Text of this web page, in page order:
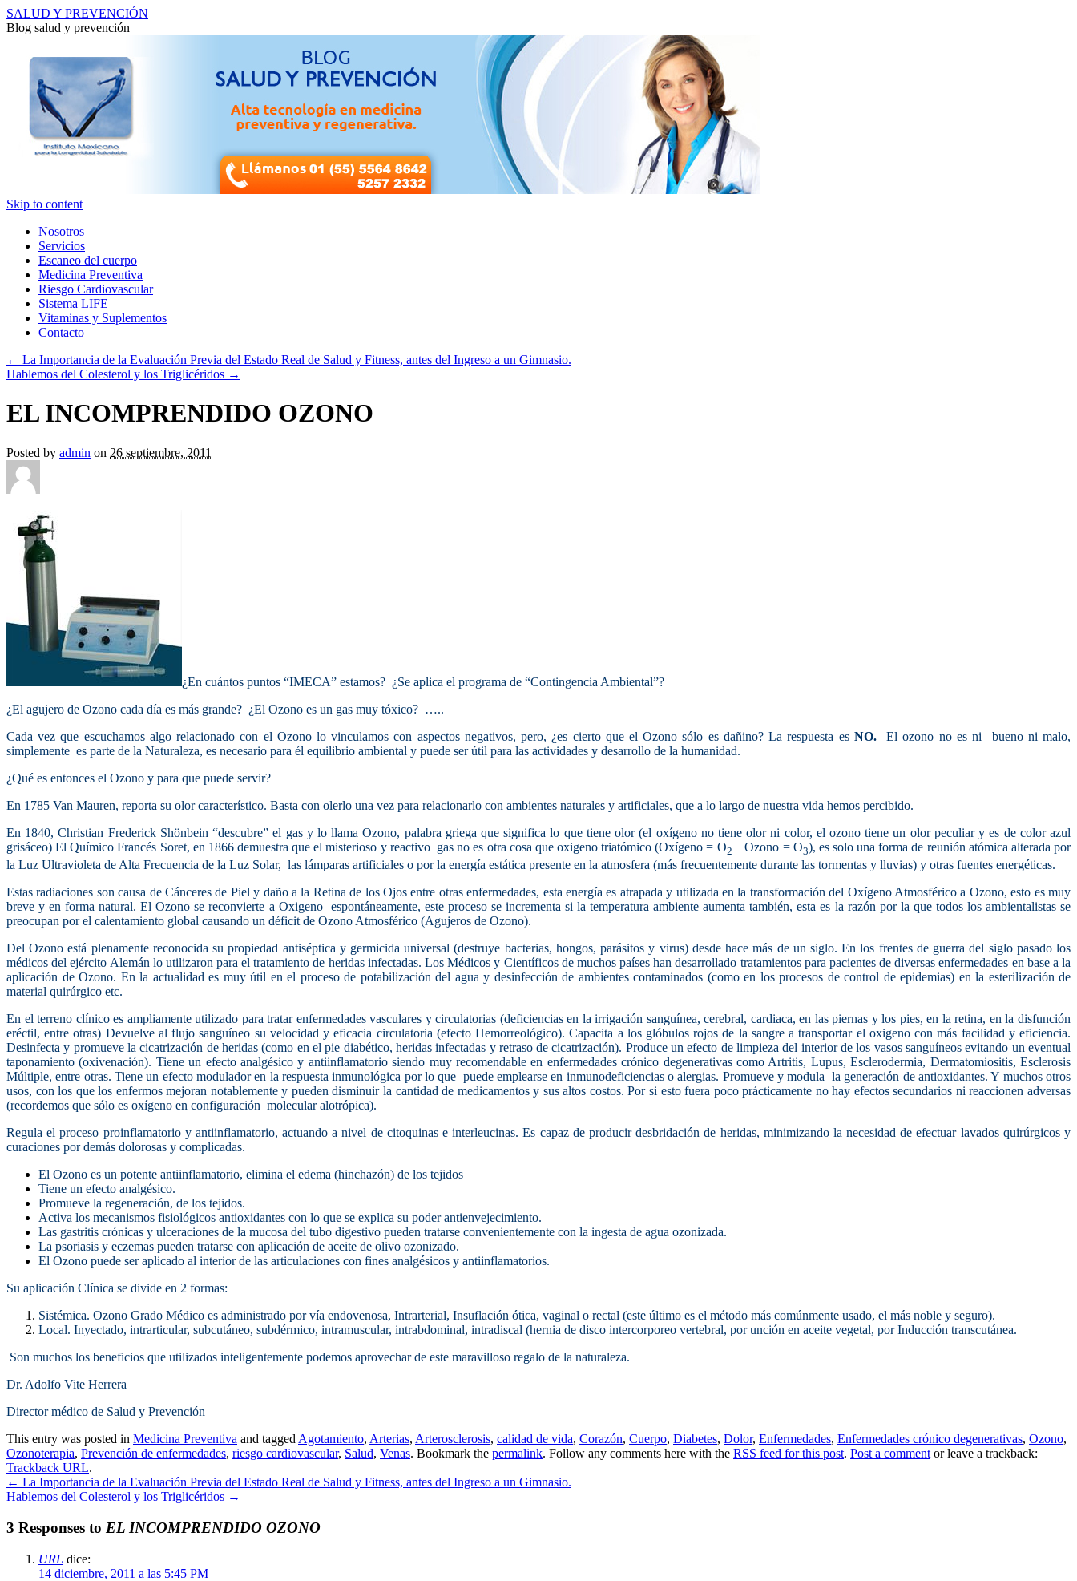
SALUD Y PREVENCIÓN
Blog salud y prevención
Skip to content
Nosotros
Servicios
Escaneo del cuerpo
Medicina Preventiva
Riesgo Cardiovascular
Sistema LIFE
Vitaminas y Suplementos
Contacto
← La Importancia de la Evaluación Previa del Estado Real de Salud y Fitness, antes del Ingreso a un Gimnasio.
Hablemos del Colesterol y los Triglicéridos →
EL INCOMPRENDIDO OZONO
Posted by admin on 26 septiembre, 2011
¿En cuántos puntos “IMECA” estamos? ¿Se aplica el programa de “Contingencia Ambiental”?
¿El agujero de Ozono cada día es más grande? ¿El Ozono es un gas muy tóxico? …..
Cada vez que escuchamos algo relacionado con el Ozono lo vinculamos con aspectos negativos, pero, ¿es cierto que el Ozono sólo es dañino? La respuesta es NO.El ozono no es ni bueno ni malo,
simplemente es parte de la Naturaleza, es necesario para él equilibrio ambiental y puede ser útil para las actividades y desarrollo de la humanidad.
¿Qué es entonces el Ozono y para que puede servir?
En 1785 Van Mauren, reporta su olor característico. Basta con olerlo una vez para relacionarlo con ambientes naturales y artificiales, que a lo largo de nuestra vida hemos percibido.
En 1840, Christian Frederick Shönbein “descubre” el gas y lo llama Ozono, palabra griega que significa lo que tiene olor (el oxígeno no tiene olor ni color, el ozono tiene un olor peculiar y es de color azul
grisáceo) El Químico Francés Soret, en 1866 demuestra que el misterioso y reactivo gas no es otra cosa que oxigeno triatómico (Oxígeno = O2Ozono = O3), es solo una forma de reunión atómica alterada por
la Luz Ultravioleta de Alta Frecuencia de la Luz Solar, las lámparas artificiales o por la energía estática presente en la atmosfera (más frecuentemente durante las tormentas y lluvias) y otras fuentes energéticas.
Estas radiaciones son causa de Cánceres de Piel y daño a la Retina de los Ojos entre otras enfermedades, esta energía es atrapada y utilizada en la transformación del Oxígeno Atmosférico a Ozono, esto es muy
breve y en forma natural. El Ozono se reconvierte a Oxigeno espontáneamente, este proceso se incrementa si la temperatura ambiente aumenta también, esta es la razón por la que todos los ambientalistas se
preocupan por el calentamiento global causando un déficit de Ozono Atmosférico (Agujeros de Ozono).
Del Ozono está plenamente reconocida su propiedad antiséptica y germicida universal (destruye bacterias, hongos, parásitos y virus) desde hace más de un siglo. En los frentes de guerra del siglo pasado los
médicos del ejército Alemán lo utilizaron para el tratamiento de heridas infectadas. Los Médicos y Científicos de muchos países han desarrollado tratamientos para pacientes de diversas enfermedades en base a la
aplicación de Ozono. En la actualidad es muy útil en el proceso de potabilización del agua y desinfección de ambientes contaminados (como en los procesos de control de epidemias) en la esterilización de
material quirúrgico etc.
En el terreno clínico es ampliamente utilizado para tratar enfermedades vasculares y circulatorias (deficiencias en la irrigación sanguínea, cerebral, cardiaca, en las piernas y los pies, en la retina, en la disfunción
eréctil, entre otras) Devuelve al flujo sanguíneo su velocidad y eficacia circulatoria (efecto Hemorreológico). Capacita a los glóbulos rojos de la sangre a transportar el oxigeno con más facilidad y eficiencia.
Desinfecta y promueve la cicatrización de heridas (como en el pie diabético, heridas infectadas y retraso de cicatrización). Produce un efecto de limpieza del interior de los vasos sanguíneos evitando un eventual
taponamiento (oxivenación). Tiene un efecto analgésico y antiinflamatorio siendo muy recomendable en enfermedades crónico degenerativas como Artritis, Lupus, Esclerodermia, Dermatomiositis, Esclerosis
Múltiple, entre otras. Tiene un efecto modulador en la respuesta inmunológica por lo que puede emplearse en inmunodeficiencias o alergias. Promueve y modula la generación de antioxidantes. Y muchos otros
usos, con los que los enfermos mejoran notablemente y pueden disminuir la cantidad de medicamentos y sus altos costos. Por si esto fuera poco prácticamente no hay efectos secundarios ni reaccionen adversas
(recordemos que sólo es oxígeno en configuración molecular alotrópica).
Regula el proceso proinflamatorio y antiinflamatorio, actuando a nivel de citoquinas e interleucinas. Es capaz de producir desbridación de heridas, minimizando la necesidad de efectuar lavados quirúrgicos y
curaciones por demás dolorosas y complicadas.
El Ozono es un potente antiinflamatorio, elimina el edema (hinchazón) de los tejidos
Tiene un efecto analgésico.
Promueve la regeneración, de los tejidos.
Activa los mecanismos fisiológicos antioxidantes con lo que se explica su poder antienvejecimiento.
Las gastritis crónicas y ulceraciones de la mucosa del tubo digestivo pueden tratarse convenientemente con la ingesta de agua ozonizada.
La psoriasis y eczemas pueden tratarse con aplicación de aceite de olivo ozonizado.
El Ozono puede ser aplicado al interior de las articulaciones con fines analgésicos y antiinflamatorios.
Su aplicación Clínica se divide en 2 formas:
Sistémica. Ozono Grado Médico es administrado por vía endovenosa, Intrarterial, Insuflación ótica, vaginal o rectal (este último es el método más comúnmente usado, el más noble y seguro).
Local. Inyectado, intrarticular, subcutáneo, subdérmico, intramuscular, intrabdominal, intradiscal (hernia de disco intercorporeo vertebral, por unción en aceite vegetal, por Inducción transcutánea.
Son muchos los beneficios que utilizados inteligentemente podemos aprovechar de este maravilloso regalo de la naturaleza.
Dr. Adolfo Vite Herrera
Director médico de Salud y Prevención
This entry was posted in Medicina Preventiva and tagged Agotamiento, Arterias, Arterosclerosis, calidad de vida, Corazón, Cuerpo, Diabetes, Dolor, Enfermedades, Enfermedades crónico degenerativas, Ozono,
Ozonoterapia, Prevención de enfermedades, riesgo cardiovascular, Salud, Venas. Bookmark the permalink. Follow any comments here with the RSS feed for this post. Post a comment or leave a trackback:
Trackback URL.
← La Importancia de la Evaluación Previa del Estado Real de Salud y Fitness, antes del Ingreso a un Gimnasio.
Hablemos del Colesterol y los Triglicéridos →
3 Responses to EL INCOMPRENDIDO OZONO
URL dice:
14 diciembre, 2011 a las 5:45 PM